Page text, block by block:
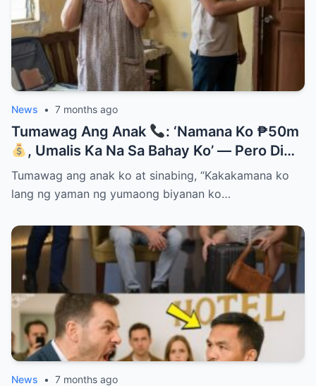
News • 7 months ago
Tumawag Ang Anak
: ‘Namana Ko ₱50m
, Umalis Ka Na Sa Bahay Ko’ — Pero Di
Niya Alam Na…
Tumawag ang anak ko at sinabing, “Kakakamana ko
lang ng yaman ng yumaong biyanan ko…
News • 7 months ago